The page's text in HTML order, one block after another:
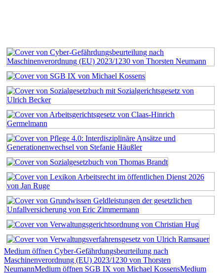
Medium öffnen Cyber-Gefährdungsbeurteilung nach
Maschinenverordnung (EU) 2023/1230 von Thorsten
NeumannMedium öffnen SGB IX von Michael KossensMedium